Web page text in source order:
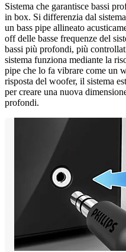
Sistema che garantisce bassi
in box. Si differenzia dal
un bass pipe allineato
off delle basse frequenze del
bassi più profondi, più
sistema funziona mediante la
pipe che lo fa vibrare come un
risposta del woofer, il sistema
per creare una nuova
profondi.